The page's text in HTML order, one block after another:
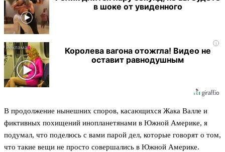
в шоке от увиденного
i
Королева вагона отожгла! Видео не
оставит равнодушным
В продолжение нынешних споров, касающихся Жака Валле и
фиктивных похищений инопланетянами в Южной Америке, я
подумал, что поделюсь с вами парой дел, которые говорят о том,
что такие вещи не просто совершались в Южной Америке.